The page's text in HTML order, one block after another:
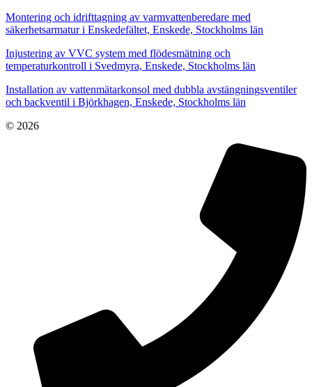
Montering och idrifttagning av varmvattenberedare med
säkerhetsarmatur i Enskedefältet, Enskede, Stockholms län
Injustering av VVC system med flödesmätning och
temperaturkontroll i Svedmyra, Enskede, Stockholms län
Installation av vattenmätarkonsol med dubbla avstängningsventiler
och backventil i Björkhagen, Enskede, Stockholms län
© 2026